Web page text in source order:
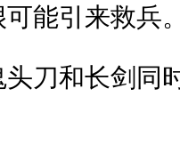
能引来救兵
刀和长剑同